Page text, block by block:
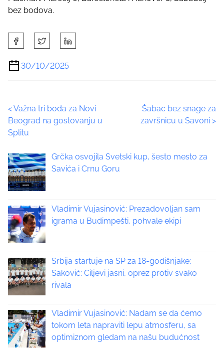
bez bodova.
h
a
r
h
i
s
o
s
t
o
n
:
30/10/2025
P
o
s
t
s
n
a
i
g
a
t
<Važna tri boda za Novi
Beograd na gostovanju u
Splitu
Šabac bez snage za
završnicu u Savoni >
Grčka osvojila Svetski kup, šesto mesto za
Savića i Crnu Goru
Vladimir Vujasinović: Prezadovoljan sam
igrama u Budimpešti, pohvale ekipi
Srbija startuje na SP za 18-godišnjake;
Saković: Ciljevi jasni, oprez protiv svako
rivala
Vladimir Vujasinović: Nadam se da ćemo
tokom leta napraviti lepu atmosferu, sa
optimiznom gledam na našu budućnost